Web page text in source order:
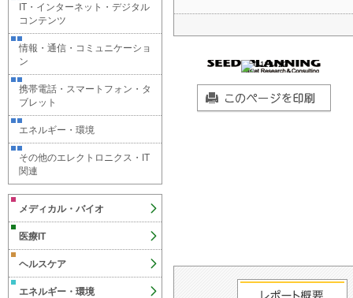
IT・インターネット・デジタル
コンテンツ
情報・通信・コミュニケーショ
ン
携帯電話・スマートフォン・タ
ブレット
エネルギー・環境
その他のエレクトロニクス・IT
関連
メディカル・バイオ
医療IT
ヘルスケア
エネルギー・環境